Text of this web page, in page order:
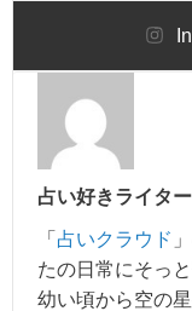
占い好きライタ
「 占いクラウド
たの日常にそっ
幼い頃から空の